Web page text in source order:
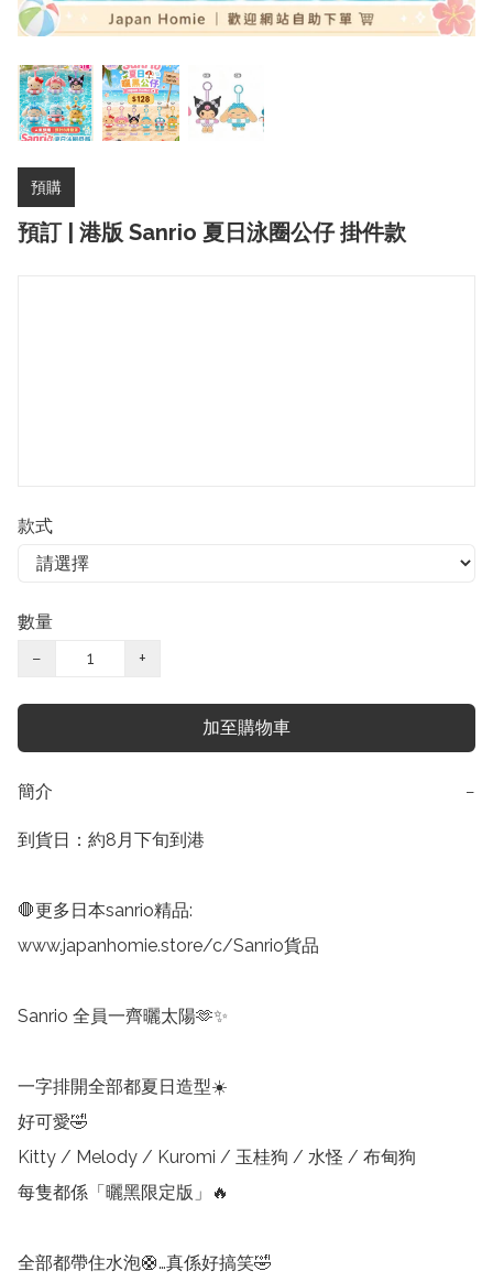
預購
預訂 | 港版 Sanrio 夏日泳圈公仔 掛件款
款式
數量
−
+
加至購物車
簡介 −
到貨日：約8月下旬到港
🛑更多日本sanrio精品:
www.japanhomie.store/c/Sanrio貨品
Sanrio 全員一齊曬太陽🫶✨
一字排開全部都夏日造型☀️
好可愛🤣
Kitty / Melody / Kuromi / 玉桂狗 / 水怪 / 布甸狗
每隻都係「曬黑限定版」🔥
全部都帶住水泡🛟…真係好搞笑🤣